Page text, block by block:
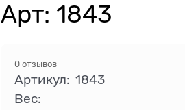
Арт: 1843
0 отзывов
Артикул: 1843
Вес: